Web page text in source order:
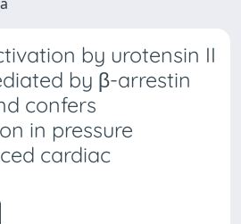
by urotensin II
by β-arrestin
confers
in pressure
cardiac